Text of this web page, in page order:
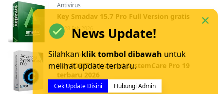
Antivirus
Key Smadav 15.7 Pro Full Version gratis
28 Feb 2026
IOBIT,Tools
Key IOBIT Advanced SystemCare Pro 19
terbaru 2026
25 Feb 2026
News Update!
Silahkan klik tombol dibawah untuk
melihat update terbaru.
Cek Update Disini Hubungi Admin